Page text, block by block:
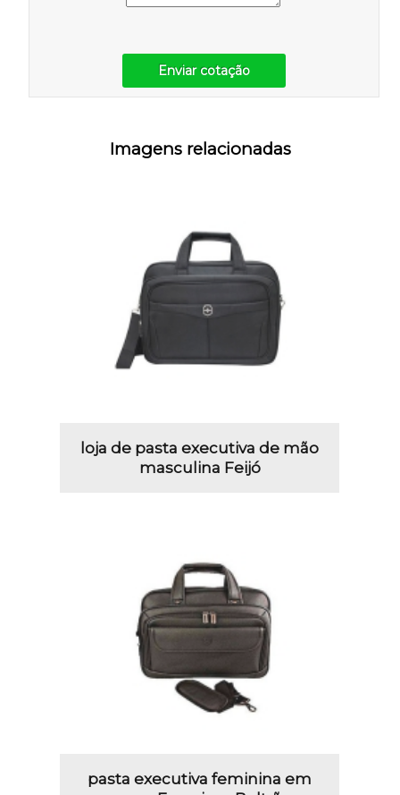
Enviar cotação
Imagens relacionadas
loja de pasta executiva de mão
masculina Feijó
pasta executiva feminina em